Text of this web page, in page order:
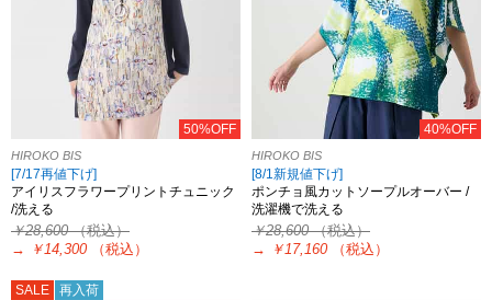
50%OFF
HIROKO BIS
[7/17再値下げ]
アイリスフラワープリントチュニック
/洗える
￥28,600（税込）
→
￥14,300 （税込）
40%OFF
HIROKO BIS
[8/1新規値下げ]
ポンチョ風カットソープルオーバー /
洗濯機で洗える
￥28,600（税込）
→
￥17,160 （税込）
SALE 再入荷